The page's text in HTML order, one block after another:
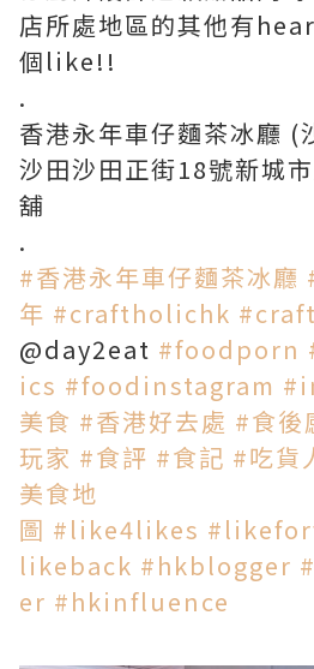
店所處地區的其他有
個like!!
.
香港永年車仔麵茶冰廳 (
沙田沙田正街18號新城
舖
.
#香港永年車仔麵茶冰廳
年 #craftholichk #
@day2eat #foodporn
ics #foodinstagram #
美食 #香港好去處 #食後
玩家 #食評 #食記 #吃貨
美食地
圖 #like4likes #
likeback #hkblogger #
er #hkinfluence